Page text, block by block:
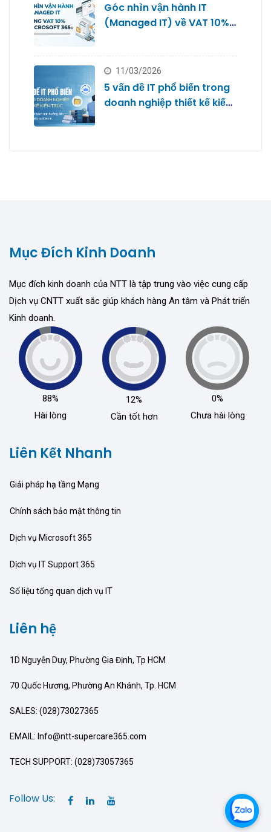
Góc nhìn vận hành IT
(Managed IT) về VAT 10%
11/03/2026
5 vấn đề IT phổ biến trong
doanh nghiệp thiết kế kiến
Mục Đích Kinh Doanh
Mục đích kinh doanh của NTT là tập trung vào việc cung cấp
Dịch vụ CNTT xuất sắc giúp khách hàng An tâm và Phát triển
Kinh doanh.
88%
Hài lòng
12%
Cần tốt hơn
0%
Chưa hài lòng
Liên Kết Nhanh
Giải pháp hạ tầng Mạng
Chính sách bảo mật thông tin
Dịch vụ Microsoft 365
Dịch vụ IT Support 365
Số liệu tổng quan dịch vụ IT
Liên hệ
1D Nguyễn Duy, Phường Gia Định, Tp HCM
70 Quốc Hương, Phường An Khánh, Tp. HCM
SALES: (028)73027365
EMAIL: Info@ntt-supercare365.com
TECH SUPPORT: (028)73057365
Follow Us: